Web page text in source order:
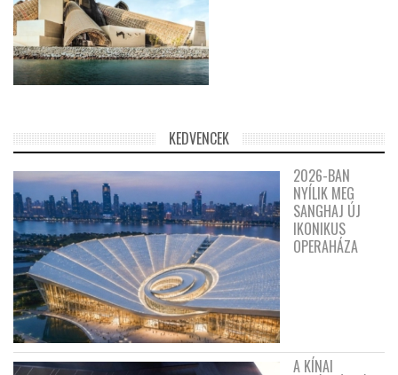
KEDVENCEK
2026-BAN
NYÍLIK MEG
SANGHAJ ÚJ
IKONIKUS
OPERAHÁZA
A KÍNAI